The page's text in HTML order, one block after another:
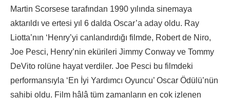
Martin Scorsese tarafından 1990 yılında sinemaya
aktarıldı ve ertesi yıl 6 dalda Oscar’a aday oldu. Ray
Liotta’nın ‘Henry’yi canlandırdığı filmde, Robert de Niro,
Joe Pesci, Henry’nin ekürileri Jimmy Conway ve Tommy
DeVito rolüne hayat verdiler. Joe Pesci bu filmdeki
performansıyla ‘En İyi Yardımcı Oyuncu’ Oscar Ödülü’nün
sahibi oldu. Film hâlâ tüm zamanların en çok izlenen